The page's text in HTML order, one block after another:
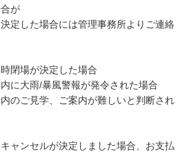
が
定した場合には管理事務所よりご連絡
閉場が決定した場合
大雨/暴風警報が発令された場合
ご見学、ご案内が難しいと判断され
ャンセルが決定しました場合、お支払